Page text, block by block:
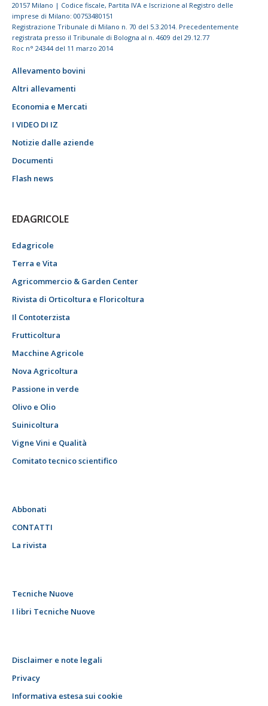
20157 Milano | Codice fiscale, Partita IVA e Iscrizione al Registro delle
imprese di Milano: 00753480151
Registrazione Tribunale di Milano n. 70 del 5.3.2014. Precedentemente
registrata presso il Tribunale di Bologna al n. 4609 del 29.12.77
Roc n° 24344 del 11 marzo 2014
Allevamento bovini
Altri allevamenti
Economia e Mercati
I VIDEO DI IZ
Notizie dalle aziende
Documenti
Flash news
EDAGRICOLE
Edagricole
Terra e Vita
Agricommercio & Garden Center
Rivista di Orticoltura e Floricoltura
Il Contoterzista
Frutticoltura
Macchine Agricole
Nova Agricoltura
Passione in verde
Olivo e Olio
Suinicoltura
Vigne Vini e Qualità
Comitato tecnico scientifico
Abbonati
CONTATTI
La rivista
Tecniche Nuove
I libri Tecniche Nuove
Disclaimer e note legali
Privacy
Informativa estesa sui cookie